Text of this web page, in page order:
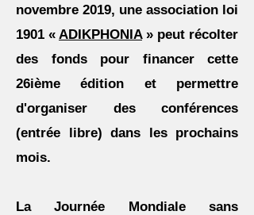
novembre 2019, une association loi
1901 « ADIKPHONIA» peut récolter
des fonds pour financer cette
26ième édition et permettre
d'organiser des conférences
(entrée libre) dans les prochains
mois.
La Journée Mondiale sans